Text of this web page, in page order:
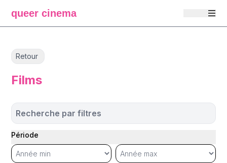
queer cinema
Retour
Films
Recherche par filtres
Période